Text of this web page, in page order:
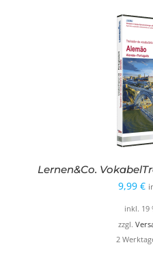
Lernen&Co.
9,99 €
inkl. 19
zzgl.
2